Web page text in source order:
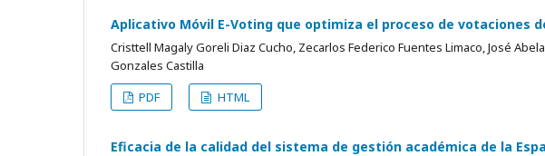
Aplicativo Móvil E-Voting que optimiza el proceso de votaciones
Cristtell Magaly Goreli Diaz Cucho, Zecarlos Federico Fuentes Limaco, José
Gonzales Castilla
PDF HTML
Eficacia de la calidad del sistema de gestión académica de la